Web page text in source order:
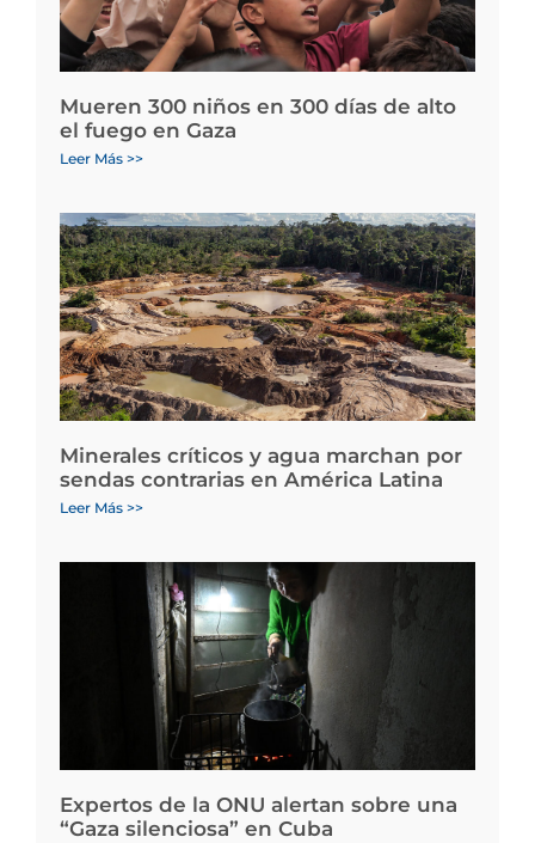
Mueren 300 niños en 300 días de alto
el fuego en Gaza
Leer Más >>
Minerales críticos y agua marchan por
sendas contrarias en América Latina
Leer Más >>
Expertos de la ONU alertan sobre una
“Gaza silenciosa” en Cuba